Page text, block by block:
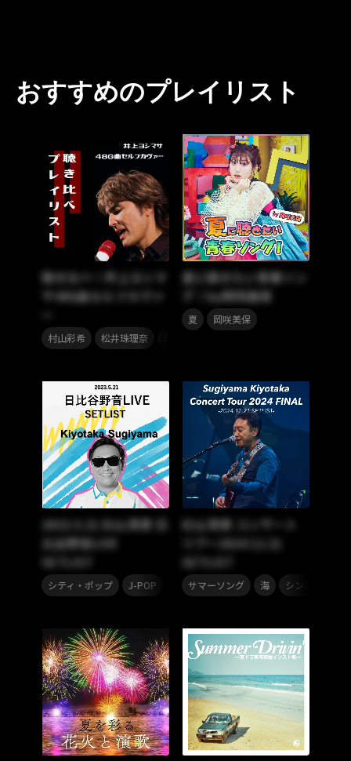
おすすめのプレイリスト
聴き比べ！井上ヨシマ
サ48G曲セルフカヴァ
村山彩希 松井珠理奈
夏に聴きたい青春ソン
グ！by岡咲美保
夏 岡咲美保
2023.5.21 杉山清貴 日
比谷野音LIVE
SETLIST
シティ・ポップ J-POP 80年代 90年代 , 夏
杉山清貴 コンサート
ツアー2024 12.21
SETLIST
サマーソング 海 シンガーソン